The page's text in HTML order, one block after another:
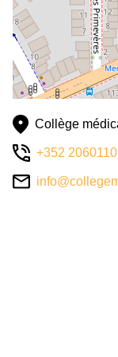
Collège
+352